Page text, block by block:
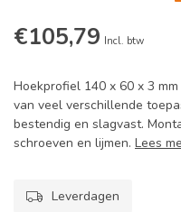
€105,79 Incl. btw
Hoekprofiel 140 x 60 x 3
van veel verschillende
bestendig en slagvast.
schroeven en lijmen. Lees
Leverdagen